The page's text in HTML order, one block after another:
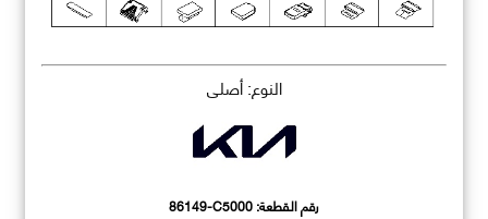
النوع: أصلي
رقم القطعة:86149-C5000